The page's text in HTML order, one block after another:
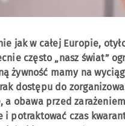
jak w całej Europie,
często „nasz świat”
żywność mamy na
dostępu do
obawa przed
potraktować czas